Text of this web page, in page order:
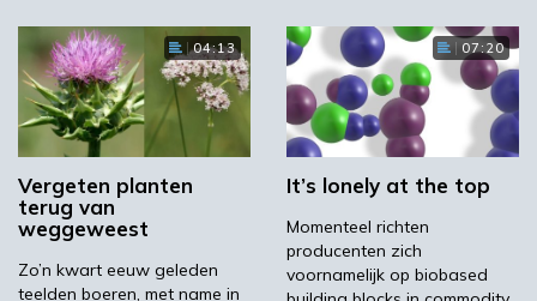
04:13
Vergeten planten
terug van
weggeweest
Zo’n kwart eeuw geleden
teelden boeren, met name in
07:20
It’s lonely at the top
Momenteel richten
producenten zich
voornamelijk op biobased